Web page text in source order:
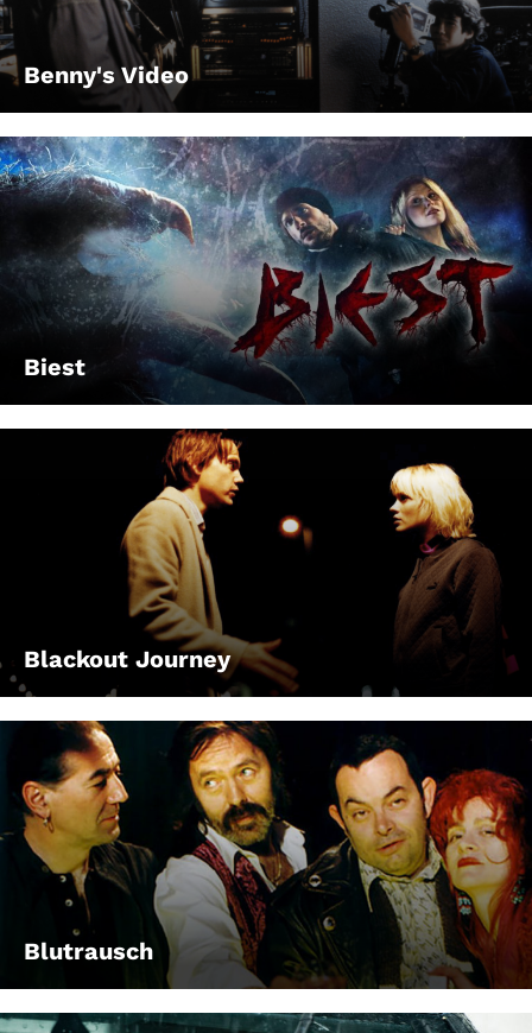
Benny's Video
Biest
Blackout Journey
Blutrausch